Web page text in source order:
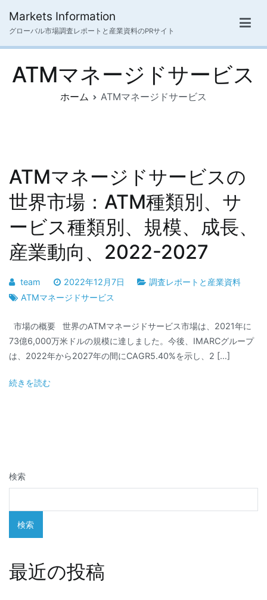
ス
Markets Information
グローバル市場調査レポートと産業資料のPRサイト
ATMマネージドサービス
ホーム ATMマネージドサービス
ATMマネージドサービスの
世界市場：ATM種類別、サ
ービス種類別、規模、成長、
産業動向、2022-2027
team 2022年12月7日
調査レポートと産業資料
ATMマネージドサービス
市場の概要 世界のATMマネージドサービス市場は、2021年に
73億6,000万米ドルの規模に達しました。今後、IMARCグループ
は、2022年から2027年の間にCAGR5.40%を示し、2 […]
続きを読む
検索
検索
最近の投稿